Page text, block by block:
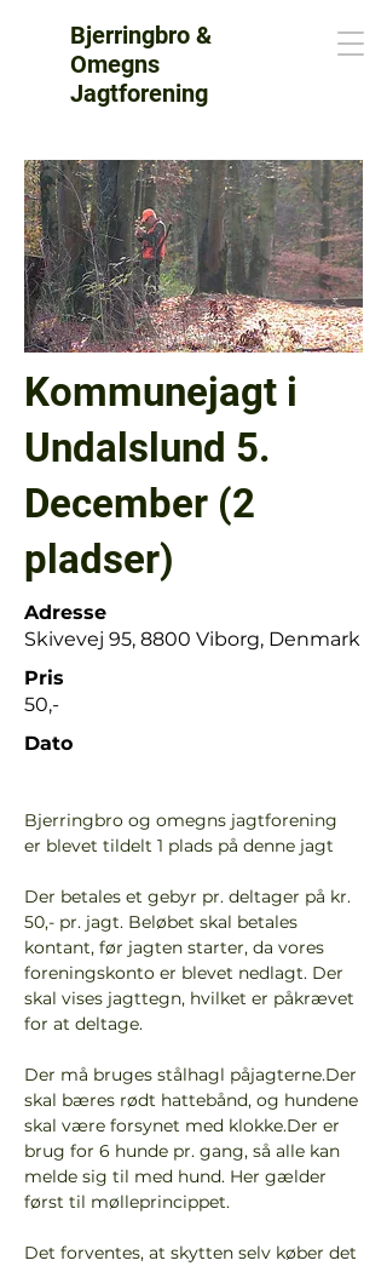
Bjerringbro &
Omegns
Jagtforening
Kommunejagt i
Undalslund 5.
December (2
pladser)
Adresse
Skivevej 95, 8800 Viborg, Denmark
Pris
50,-
Dato
Bjerringbro og omegns jagtforening
er blevet tildelt 1 plads på denne jagt
Der betales et gebyr pr. deltager på kr.
50,- pr. jagt. Beløbet skal betales
kontant, før jagten starter, da vores
foreningskonto er blevet nedlagt. Der
skal vises jagttegn, hvilket er påkrævet
for at deltage.
Der må bruges stålhagl påjagterne.Der
skal bæres rødt hattebånd, og hundene
skal være forsynet med klokke.Der er
brug for 6 hunde pr. gang, så alle kan
melde sig til med hund. Her gælder
først til mølleprincippet.
Det forventes, at skytten selv køber det